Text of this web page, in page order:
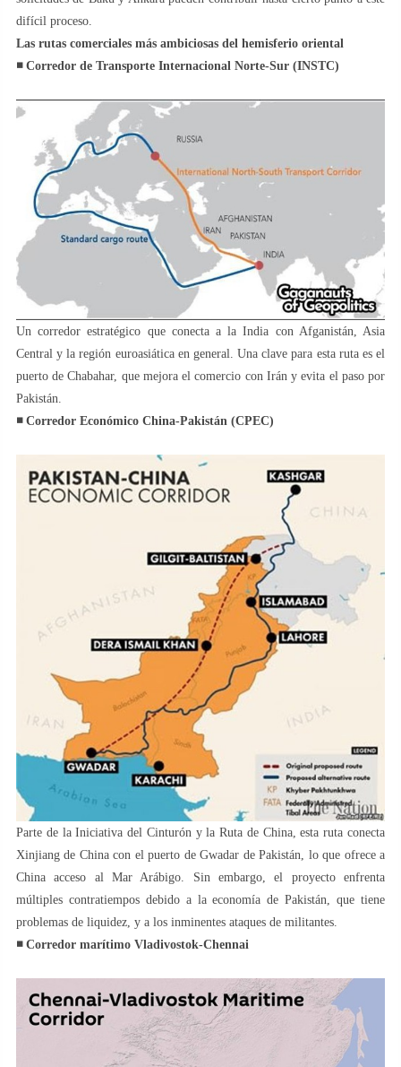
difícil proceso.
Las rutas comerciales más ambiciosas del hemisferio oriental
◾️ Corredor de Transporte Internacional Norte-Sur (INSTC)
Un corredor estratégico que conecta a la India con Afganistán, Asia
Central y la región euroasiática en general. Una clave para esta ruta es el
puerto de Chabahar, que mejora el comercio con Irán y evita el paso por
Pakistán.
◾️ Corredor Económico China-Pakistán (CPEC)
Parte de la Iniciativa del Cinturón y la Ruta de China, esta ruta conecta
Xinjiang de China con el puerto de Gwadar de Pakistán, lo que ofrece a
China acceso al Mar Arábigo. Sin embargo, el proyecto enfrenta
múltiples contratiempos debido a la economía de Pakistán, que tiene
problemas de liquidez, y a los inminentes ataques de militantes.
◾️ Corredor marítimo Vladivostok-Chennai